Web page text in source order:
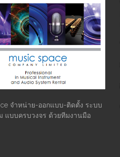
จำหน่าย-ออกแบบ-ติดตั้ง ระบบ
แบบครบวงจร ด้วยทีมงานมือ